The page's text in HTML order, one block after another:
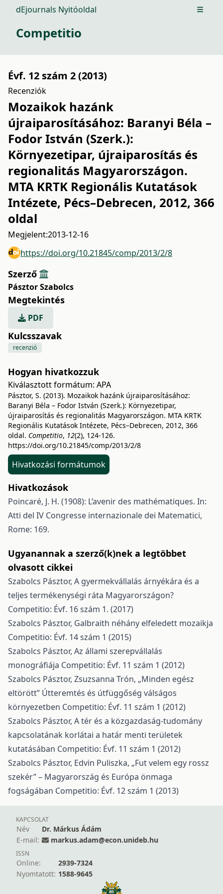
dEjournals Nyitóoldal Open
Competitio
Évf. 12 szám 2 (2013)
Recenziók
Mozaikok hazánk
újraiparosításához: Baranyi Béla –
Fodor István (Szerk.):
Környezetipar, újraiparosítás és
regionalitás Magyarországon.
MTA KRTK Regionális Kutatások
Intézete, Pécs–Debrecen, 2012, 366
oldal
Megjelent:2013-12-16
https://doi.org/10.21845/comp/2013/2/8
Szerző
Pásztor Szabolcs
Megtekintés
PDF
Kulcsszavak
recenzió
Hogyan hivatkozzuk
Kiválasztott formátum: APA
Pásztor, S. (2013). Mozaikok hazánk újraiparosításához:
Baranyi Béla – Fodor István (Szerk.): Környezetipar,
újraiparosítás és regionalitás Magyarországon. MTA KRTK
Regionális Kutatások Intézete, Pécs–Debrecen, 2012, 366
oldal. Competitio, 12(2), 124-126.
https://doi.org/10.21845/comp/2013/2/8
Hivatkozási formátumok
Hivatkozások
Poincaré, J. H. (1908): L’avenir des mathématiques. In:
Atti del IV Congresse internazionale dei Matematici,
Rome: 169.
Ugyanannak a szerző(k)nek a legtöbbet
olvasott cikkei
Szabolcs Pásztor, A gyermekvállalás árnyékára és a
teljes termékenységi ráta Magyarországon?
Competitio: Évf. 16 szám 1. (2017)
Szabolcs Pásztor, Galbraith néhány elfeledett mozaikja
Competitio: Évf. 14 szám 1 (2015)
Szabolcs Pásztor, Az állami szerepvállalás
monográfiája Competitio: Évf. 11 szám 1 (2012)
Szabolcs Pásztor, Zsuzsanna Trón, „Minden egész
eltörött” Útteremtés és útfüggőség válságos
környezetben Competitio: Évf. 11 szám 1 (2012)
Szabolcs Pásztor, A tér és a közgazdaság-tudomány
kapcsolatának korlátai a határ menti területek
kutatásában Competitio: Évf. 11 szám 1 (2012)
Szabolcs Pásztor, Edvin Puliszka, „Fut velem egy rossz
szekér” – Magyarország és Európa önmaga
fogságában Competitio: Évf. 12 szám 1 (2013)
KAPCSOLAT
Név
Dr. Márkus Ádám
E-mail:
markus.adam@econ.unideb.hu
ISSN
Online:
2939-7324
Nyomtatott: 1588-9645